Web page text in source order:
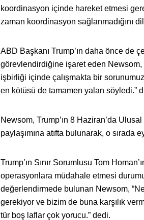
koordinasyon içinde hareket etmesi
zaman koordinasyon sağlanmadığını
ABD Başkanı Trump’ın daha önce de
görevlendirdiğine işaret eden Newsom,
işbirliği içinde çalışmakta bir
en kötüsü de tamamen yalan söyledi.”
Newsom, Trump’ın 8 Haziran’da Ulusal
paylaşımına atıfta bulunarak, o sırada
Trump’ın Sınır Sorumlusu Tom
operasyonlara müdahale etmesi
değerlendirmede bulunan Newsom,
gerekiyor ve bizim de buna karşılık
tür boş laflar çok yorucu.” dedi.